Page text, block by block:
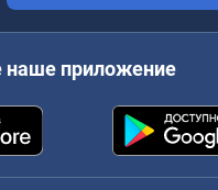
наше приложение